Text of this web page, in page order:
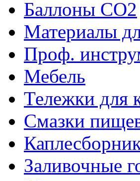
Баллоны CO2
Материалы
Проф.
Мебель
Тележки для
Смазки
Заливочные